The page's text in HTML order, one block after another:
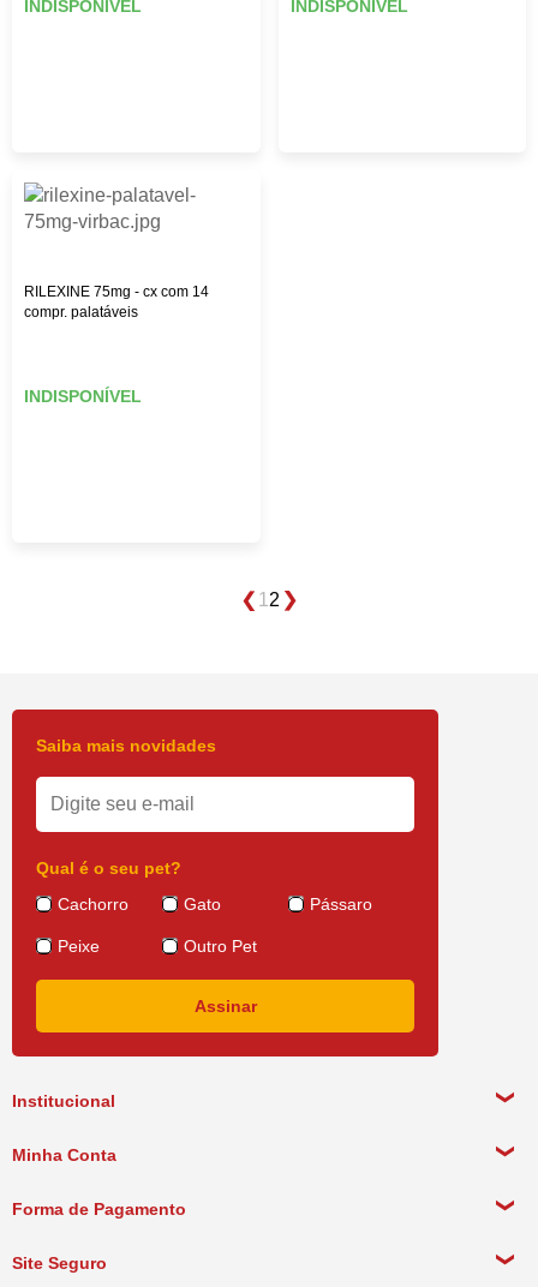
INDISPONÍVEL INDISPONÍVEL
RILEXINE 75mg - cx com 14
compr. palatáveis
INDISPONÍVEL
1 2
Institucional
Política de Pagamento
Política de Entrega
Minha Conta
Forma de Pagamento
Site Seguro
Saiba mais novidades
Qual é o seu pet?
Cachorro
Gato Pássaro
Peixe Outro Pet